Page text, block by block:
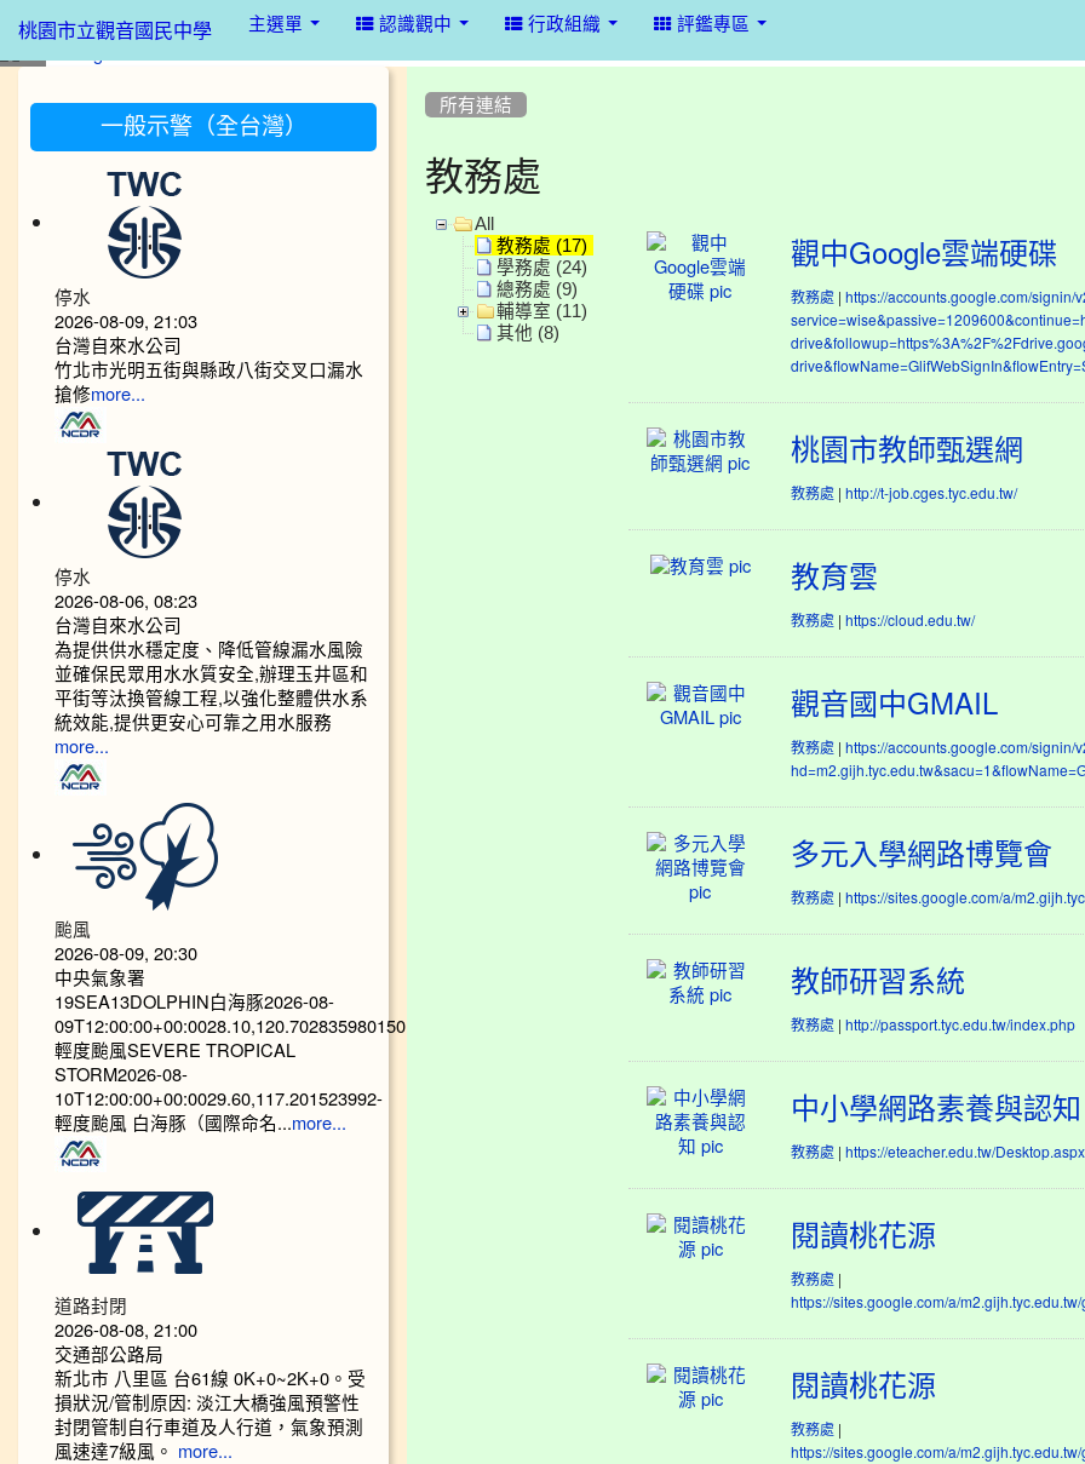
桃園市立觀音國民中學 主選單 認識觀中 行政組織 評鑑專區
所有連結
教務處
All
教務處 (17)
學務處 (24)
總務處 (9)
輔導室 (11)
其他 (8)
Google
觀中Google雲端硬碟
教務處| https://accounts.google.com/signin/
師
桃園市教師甄選網
教務處| http://t-job.cges.tyc.edu.tw/
教
教育雲
教務處| https://cloud.edu.tw/
觀音國中GMAIL
教務處| https://accounts.google.com/signin/
網
多元入學網路博覽會
教務處| https://sites.google.com/a/
系
教師研習系統
教務處| http://passport.tyc.edu.tw/index.php
路
中小學網路素養與認知
教務處| https://eteacher.edu.tw/Desktop.aspx
閱讀桃花源
教務處|
https://sites.google.com/a/
閱讀桃花源
教務處|
https://sites.google.com/a/
一般示警（全台灣）
停水
2026-08-09, 21:03
台灣自來水公司
竹北市光明五街與縣政八街交叉口漏水
搶修more...
停水
2026-08-06, 08:23
台灣自來水公司
為提供供水穩定度、降低管線漏水風險
並確保民眾用水水質安全,辦理玉井區和
平街等汰換管線工程,以強化整體供水系
統效能,提供更安心可靠之用水服務
more...
颱風
2026-08-09, 20:30
中央氣象署
19SEA13DOLPHIN白海豚2026-08-
09T12:00:00+00:0028.10,120.702835980150
輕度颱風SEVERE TROPICAL
STORM2026-08-
10T12:00:00+00:0029.60,117.201523992-
輕度颱風 白海豚（國際命名...more...
道路封閉
2026-08-08, 21:00
交通部公路局
新北市 八里區 台61線 0K+0~2K+0。受
損狀況/管制原因: 淡江大橋強風預警性
封閉管制自行車道及人行道，氣象預測
風速達7級風。
more...